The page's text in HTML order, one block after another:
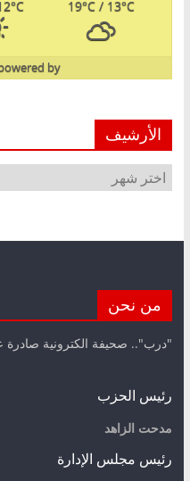
19°C/ 13°C
°C
by
الأرشيف
الأرشيف
من نحن
"درب".. صحيفة الكترونية
رئيس الحزب
مدحت الزاهد
رئيس مجلس الإدارة